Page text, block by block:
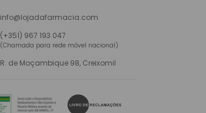
info@lojadafarmacia.com
(+351) 967 193 047
(Chamada para rede móvel nacional)
R. de Moçambique 98, Creixomil